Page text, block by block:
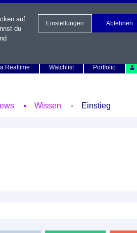
Realtime
Watchlist Portfolio
Wissen Einstieg
auf
du
Einstellungen Ablehnen